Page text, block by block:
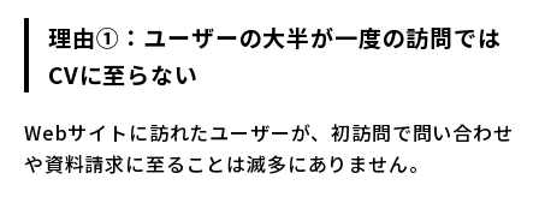
理由①：ユーザーの大半が一度の訪問では
CVに至らない
Webサイトに訪れたユーザーが、初訪問で問い合わせ
や資料請求に至ることは滅多にありません。